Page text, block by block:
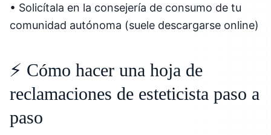
• Solicítala en la consejería de consumo de tu
comunidad autónoma (suele descargarse online)
⚡ Cómo hacer una hoja de
reclamaciones de esteticista paso a
paso